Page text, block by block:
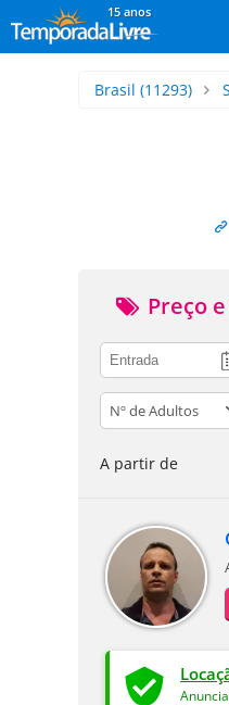
15 anos
Brasil (11293)
Preço
adults
A partir de